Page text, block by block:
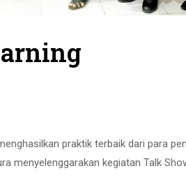
praktik terbaik dari para
menyelenggarakan kegiatan Talk